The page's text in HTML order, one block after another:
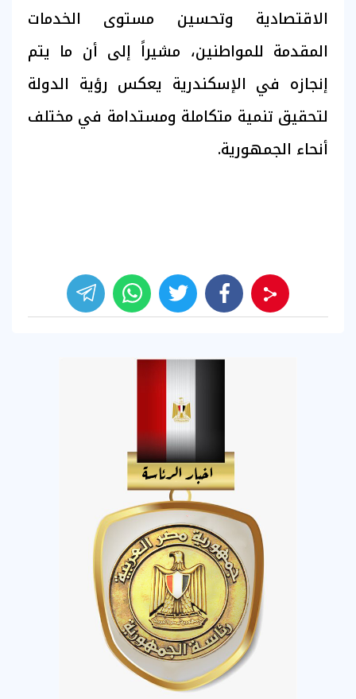
الاقتصادية وتحسين مستوى الخدمات
المقدمة للمواطنين، مشيراً إلى أن ما يتم
إنجازه في الإسكندرية يعكس رؤية الدولة
لتحقيق تنمية متكاملة ومستدامة في مختلف
أنحاء الجمهورية.